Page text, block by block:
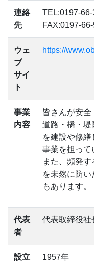
連絡
先
TEL:0197-
FAX:0197-
ウェ
ブ
サイ
ト
https://
事業
内容
皆さんが安全
道路・橋・堤
を建設や修
事業を担って
また、頻発
を未然に防
もあります。
代表
者
代表取締役
設立 1957年